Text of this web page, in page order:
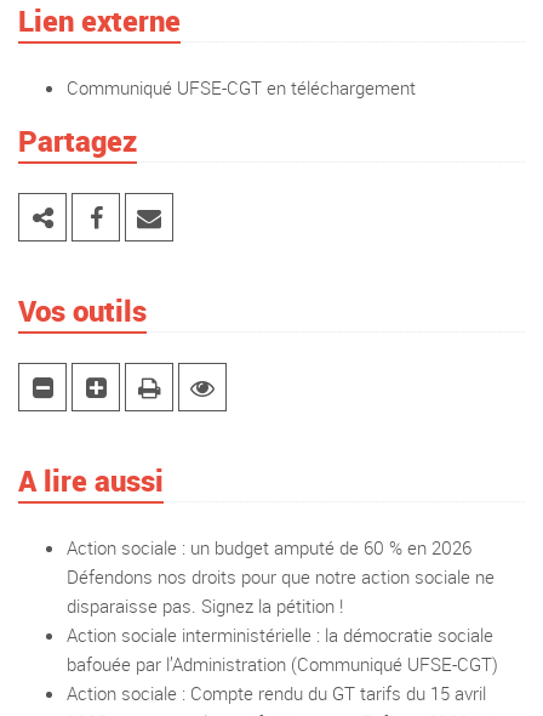
Lien externe
Communiqué UFSE-CGT en téléchargement
Partagez
Vos outils
A lire aussi
Action sociale : un budget amputé de 60 % en 2026
Défendons nos droits pour que notre action sociale ne
disparaisse pas. Signez la pétition !
Action sociale interministérielle : la démocratie sociale
bafouée par l’Administration (Communiqué UFSE-CGT)
Action sociale : Compte rendu du GT tarifs du 15 avril